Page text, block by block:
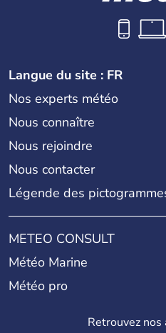
Langue du site : FR
Nos experts météo
Nous connaître
Nous rejoindre
Nous contacter
Légende des
METEO CONSULT
Météo Marine
Météo pro
Retrouvez nos